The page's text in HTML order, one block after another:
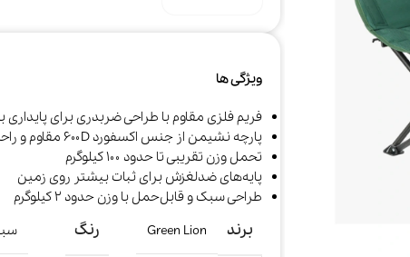
ویژگی ها
فریم فلزی مقاوم با طراحی ضربدری برای پایداری
پارچه نشیمن از جنس اکسفورد ۶۰۰D مقاوم و راحت
تحمل وزن تقریبی تا حدود ۱۰۰ کیلوگرم
پایه‌های ضدلغزش برای ثبات بیشتر روی زمین
طراحی سبک و قابل‌حمل با وزن حدود ۲ کیلوگرم
برند Green Lion رنگ